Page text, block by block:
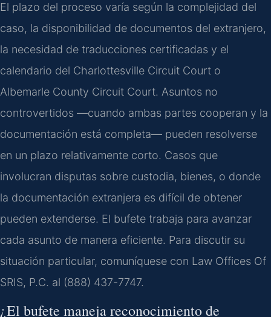
El plazo del proceso varía según la complejidad del
caso, la disponibilidad de documentos del extranjero,
la necesidad de traducciones certificadas y el
calendario del Charlottesville Circuit Court o
Albemarle County Circuit Court. Asuntos no
controvertidos —cuando ambas partes cooperan y la
documentación está completa— pueden resolverse
en un plazo relativamente corto. Casos que
involucran disputas sobre custodia, bienes, o donde
la documentación extranjera es difícil de obtener
pueden extenderse. El bufete trabaja para avanzar
cada asunto de manera eficiente. Para discutir su
situación particular, comuníquese con Law Offices Of
SRIS, P.C. al (888) 437-7747.
¿El bufete maneja reconocimiento de